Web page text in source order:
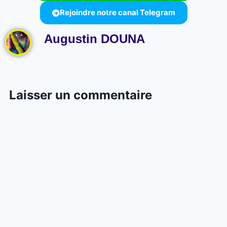
Rejoindre notre canal Telegram
Augustin DOUNA
Laisser un commentaire